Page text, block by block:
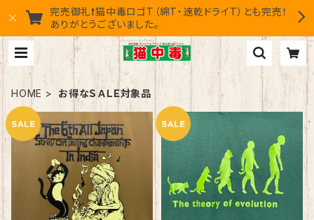
完売御礼❗猫中毒ロゴT（綿T・速乾ドライT）とも完売！
ありがとうございました。
HOME お得なＳＡＬＥ対象品